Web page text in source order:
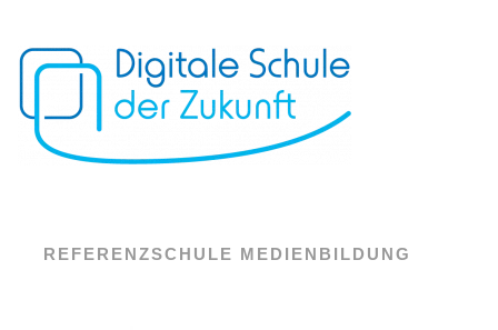
REFERENZSCHULE MEDIENBILDUNG